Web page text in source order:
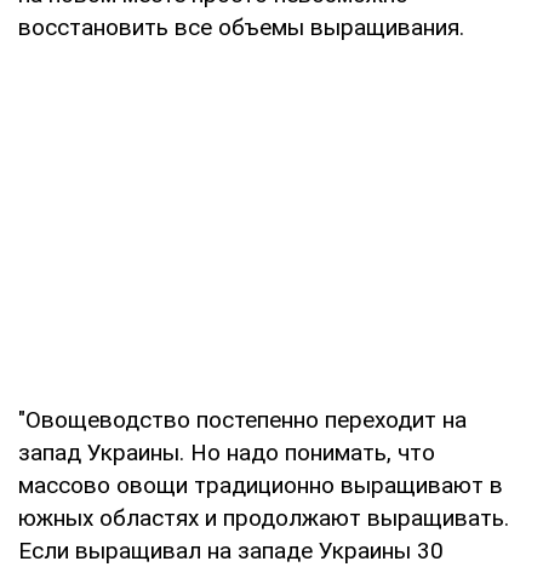
восстановить все объемы выращивания.
"Овощеводство постепенно переходит на
запад Украины. Но надо понимать, что
массово овощи традиционно выращивают в
южных областях и продолжают выращивать.
Если выращивал на западе Украины 30